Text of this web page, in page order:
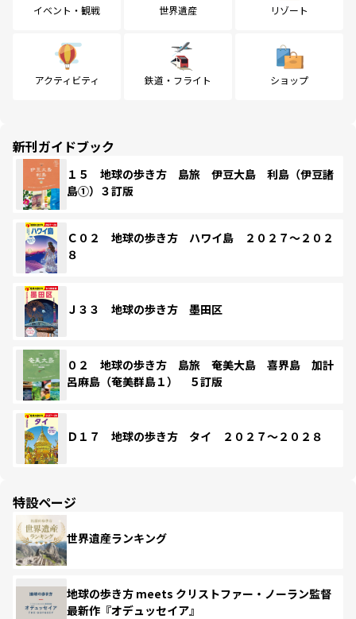
イベント・観戦 世界遺産 リゾート
アクティビティ 鉄道・フライト ショップ
新刊ガイドブック
１５ 地球の歩き方 島旅 伊豆大島 利島（伊豆諸
島①）３訂版
Ｃ０２ 地球の歩き方 ハワイ島 ２０２７～２０２
８
Ｊ３３ 地球の歩き方 墨田区
０２ 地球の歩き方 島旅 奄美大島 喜界島 加計
呂麻島（奄美群島１） ５訂版
Ｄ１７ 地球の歩き方 タイ ２０２７～２０２８
特設ページ
世界遺産ランキング
地球の歩き方 meets クリストファー・ノーラン監督
最新作『オデュッセイア』